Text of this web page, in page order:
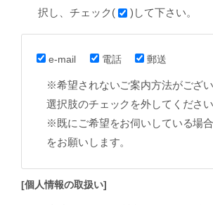
択し、チェック(
)して下さい。
e-mail 電話 郵送
※希望されないご案内方法がござい
選択肢のチェックを外してください
※既にご希望をお伺いしている場
をお願いします。
[個人情報の取扱い]